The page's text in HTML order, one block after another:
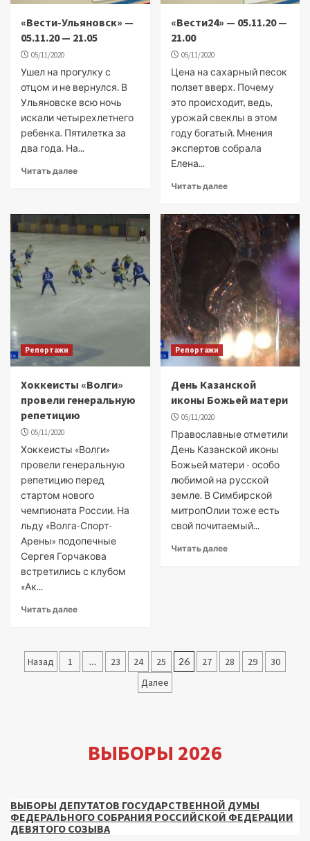
«Вести-Ульяновск» —
05.11.20 — 21.05
05/11/2020
Ушел на прогулку с
отцом и не вернулся. В
Ульяновске всю ночь
искали четырехлетнего
ребенка. Пятилетка за
два года. На...
Читать далее
«Вести24» — 05.11.20 —
21.00
05/11/2020
Цена на сахарный песок
ползет вверх. Почему
это происходит, ведь,
урожай свеклы в этом
году богатый. Мнения
экспертов собрала
Елена...
Читать далее
Репортажи
Хоккеисты «Волги»
провели генеральную
репетицию
05/11/2020
Хоккеисты «Волги»
провели генеральную
репетицию перед
стартом нового
чемпионата России. На
льду «Волга-Спорт-
Арены» подопечные
Сергея Горчакова
встретились с клубом
«Ак...
Читать далее
Репортажи
День Казанской
иконы Божьей матери
05/11/2020
Православные отметили
День Казанской иконы
Божьей матери - особо
любимой на русской
земле. В Симбирской
митропОлии тоже есть
свой почитаемый...
Читать далее
Пагинация
Назад 1 … 23 24 25 26 27 28 29
30
Далее
ВЫБОРЫ 2026
ВЫБОРЫ ДЕПУТАТОВ ГОСУДАРСТВЕННОЙ ДУМЫ
ФЕДЕРАЛЬНОГО СОБРАНИЯ РОССИЙСКОЙ ФЕДЕРАЦИИ
ДЕВЯТОГО СОЗЫВА